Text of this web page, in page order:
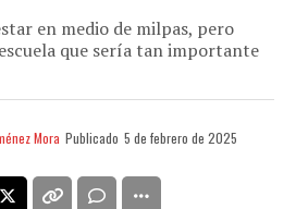
en medio de milpas, pero
que sería tan importante
Mora Publicado 5 de febrero de 2025